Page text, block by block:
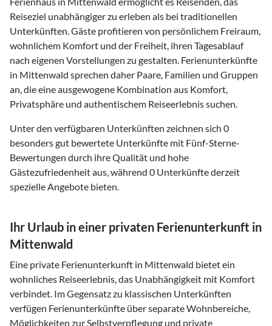
Reiseziel unabhängiger zu erleben als bei traditionellen
Unterkünften. Gäste profitieren von persönlichem Freiraum,
wohnlichem Komfort und der Freiheit, ihren Tagesablauf
nach eigenen Vorstellungen zu gestalten. Ferienunterkünfte
in Mittenwald sprechen daher Paare, Familien und Gruppen
an, die eine ausgewogene Kombination aus Komfort,
Privatsphäre und authentischem Reiseerlebnis suchen.
Unter den verfügbaren Unterkünften zeichnen sich 0
besonders gut bewertete Unterkünfte mit Fünf-Sterne-
Bewertungen durch ihre Qualität und hohe
Gästezufriedenheit aus, während 0 Unterkünfte derzeit
spezielle Angebote bieten.
Ihr Urlaub in einer privaten Ferienunterkunft in
Mittenwald
Eine private Ferienunterkunft in Mittenwald bietet ein
wohnliches Reiseerlebnis, das Unabhängigkeit mit Komfort
verbindet. Im Gegensatz zu klassischen Unterkünften
verfügen Ferienunterkünfte über separate Wohnbereiche,
Möglichkeiten zur Selbstverpflegung und private